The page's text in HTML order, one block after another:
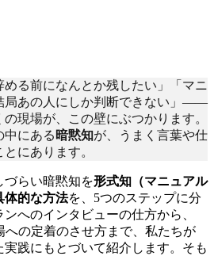
める前になんとか残したい」「マニ
局あの人にしか判断できない」——
現場が、この壁にぶつかります。
中にある 暗黙知が、うまく言葉や仕
にあります。
づらい暗黙知を形式知（マニュアル
体的な方法を、5つのステップに分
へのインタビューの仕方から、
の定着のさせ方まで、私たちが
践にもとづいて紹介します。 そも